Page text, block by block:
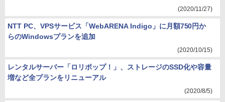
(2020/11/27)
NTT PC、VPSサービス「WebARENA Indigo」に月額750円か
らのWindowsプランを追加
(2020/10/15)
レンタルサーバー「ロリポップ！」、ストレージのSSD化や容量
増など全プランをリニューアル
(2020/8/5)